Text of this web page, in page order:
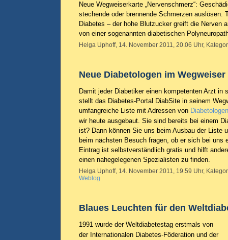
Neue Wegweiserkarte „Nervenschmerz“:
stechende oder brennende Schmerzen auslösen.
Diabetes – der hohe Blutzucker greift die Nerven
von einer sogenannten diabetischen
Helga Uphoff, 14. November 2011, 20.06 Uhr,
Neue Diabetologen im
Damit jeder Diabetiker einen kompetenten Arzt in
stellt das Diabetes-Portal DiabSite in seinem
umfangreiche Liste mit Adressen von
wir heute ausgebaut. Sie sind bereits bei einem
ist? Dann können Sie uns beim Ausbau der Liste
beim nächsten Besuch fragen, ob er sich bei uns
Eintrag ist selbstverständlich gratis und hilft
einen nahegelegenen Spezialisten zu finden.
Helga Uphoff, 14. November 2011, 19.59 Uhr,
Weblog
Blaues Leuchten für den
1991 wurde der Weltdiabetestag erstmals von
der Internationalen Diabetes-Föderation und der